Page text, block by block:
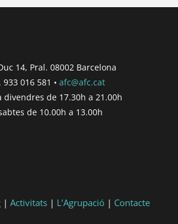
14, Pral. 08002 Barcelona
933 016 581 • afc@afc.cat
divendres de 17.30h a 21.00h
de 10.00h a 13.00h
| Activitats| L’Agrupació| Contacte